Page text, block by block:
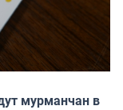
мурманчан в